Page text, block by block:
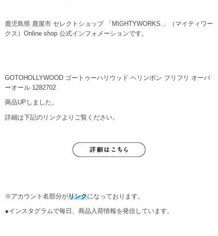
鹿児島県 鹿屋市 セレクトショップ 「MIGHTYWORKS.」（マイティワー
クス）Online shop 公式インフォメーションです。
GOTOHOLLYWOOD ゴートゥーハリウッド ヘリンボン フリフリ オーバ
ーオール 1282702
商品UPしました。
詳細は下記のリンクよりご覧ください。
※アカウント名部分がリンクになっております。
●インスタグラムで毎日、商品入荷情報を発信しています。